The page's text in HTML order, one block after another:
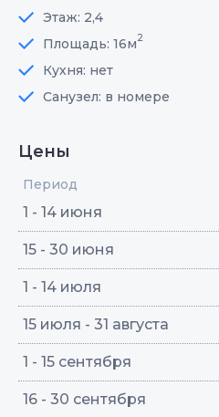
Этаж: 2,4
Площадь: 16м2
Кухня: нет
Санузел: в номере
Цены
Период
1 - 14 июня
15 - 30 июня
1 - 14 июля
15 июля - 31 августа
1 - 15 сентября
16 - 30 сентября